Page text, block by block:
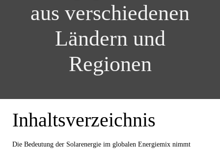
aus verschiedenen
Ländern und
Regionen
Inhaltsverzeichnis
Die Bedeutung der Solarenergie im globalen Energiemix nimmt